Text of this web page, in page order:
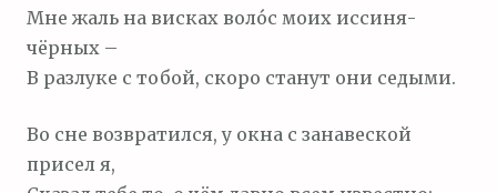
Мне жаль на висках воло́с моих иссиня-
чёрных –
В разлуке с тобой, скоро станут они седыми.
Во сне возвратился, у окна с занавеской
присел я,